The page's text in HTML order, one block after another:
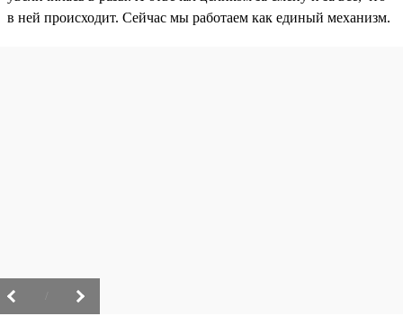
в ней происходит. Сейчас мы работаем как единый механизм.